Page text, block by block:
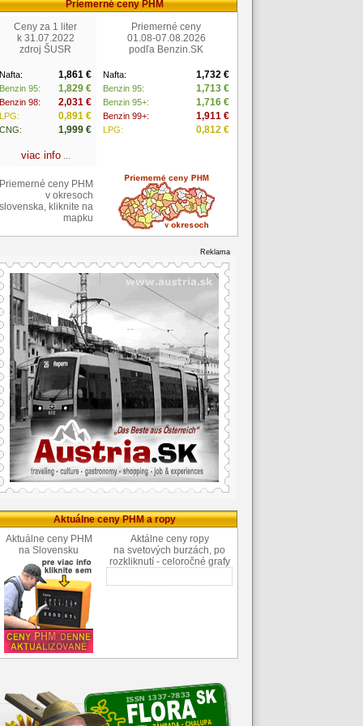
Priemerné ceny PHM
Ceny za 1 liter
k 31.07.2022
zdroj ŠUSR
Nafta: 1,861 €
Benzin 95: 1,829 €
Benzin 98: 2,031 €
LPG: 0,891 €
CNG: 1,999 €
viac info...
Priemerné ceny
01.08-07.08.2026
podľa Benzin.SK
Nafta: 1,732 €
Benzin 95: 1,713 €
Benzin 95+: 1,716 €
Benzin 99+: 1,911 €
LPG: 0,812 €
Priemerné ceny PHM
v okresoch
slovenska, kliknite na
mapku
Reklama
Aktuálne ceny PHM a ropy
Aktuálne ceny PHM
na Slovensku
Aktálne ceny ropy
na svetových burzách, po
rozkliknutí - celoročné grafy